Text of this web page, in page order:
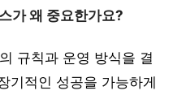
가 왜 중요한가요?
규칙과 운영 방식을 결
기적인 성공을 가능하게